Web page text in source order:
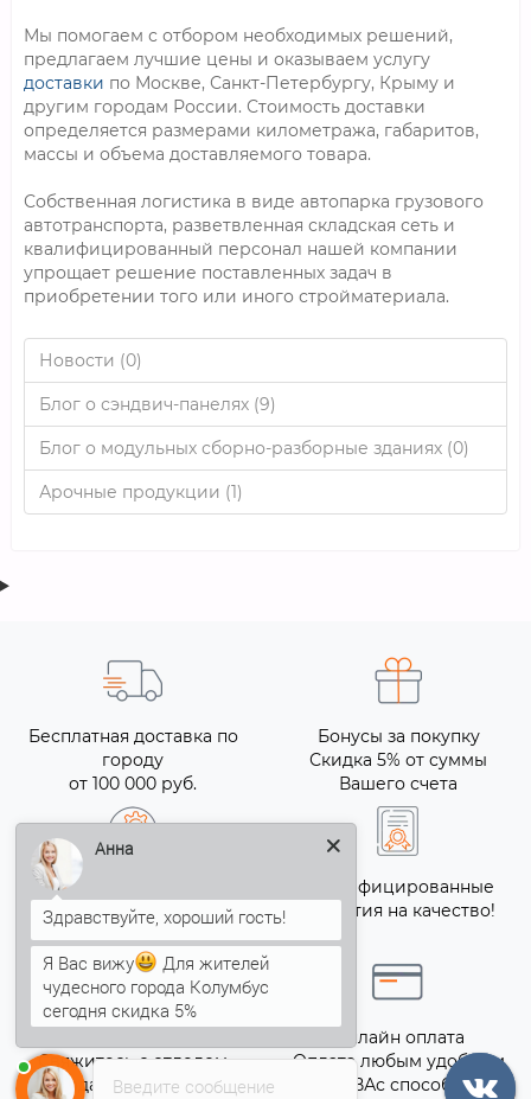
Мы помогаем с отбором необходимых решений,
предлагаем лучшие цены и оказываем услугу
доставки по Москве, Санкт-Петербургу, Крыму и
другим городам России. Стоимость доставки
определяется размерами километража, габаритов,
массы и объема доставляемого товара.
Собственная логистика в виде автопарка грузового
автотранспорта, разветвленная складская сеть и
квалифицированный персонал нашей компании
упрощает решение поставленных задач в
приобретении того или иного стройматериала.
Новости (0)
Блог о сэндвич-панелях (9)
Блог о модульных сборно-разборные зданиях (0)
Арочные продукции (1)
Бесплатная доставка по
городу
от 100 000 руб.
Бонусы за покупку
Скидка 5% от суммы
Вашего счета
Гарантия качества
Все товары
сертифицированы
Сертифицированные
Гарантия на качество!
Свяжитесь с отделом
продаж для точного
Онлайн оплата
Оплата любым удобным
для ВАс способом!
Введите сообщение
Анна
Здравствуйте, хороший гость!
Я Вас вижу
Для жителей
чудесного города Колумбус
сегодня скидка 5%
Аннапечатает...